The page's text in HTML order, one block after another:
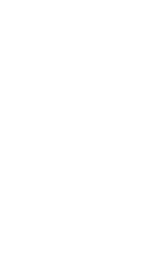
setores
metais